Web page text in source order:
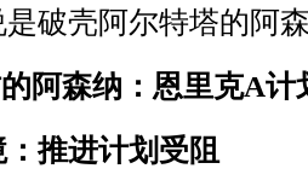
破壳阿尔特塔的阿
阿森纳：恩里克A计
推进计划受阻